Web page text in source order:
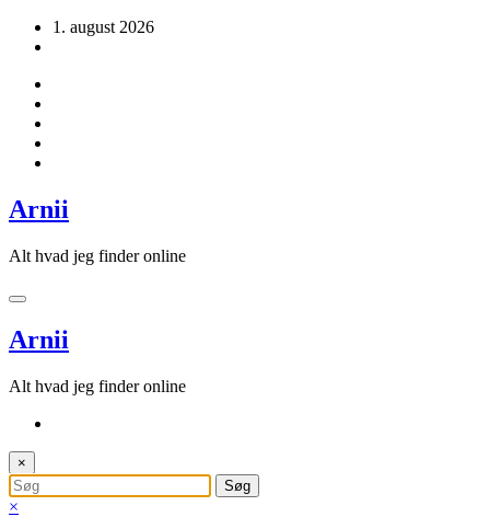
Videre 1. august 2026
Arnii
Alt hvad jeg finder online
Arnii
Alt hvad jeg finder online
×
×